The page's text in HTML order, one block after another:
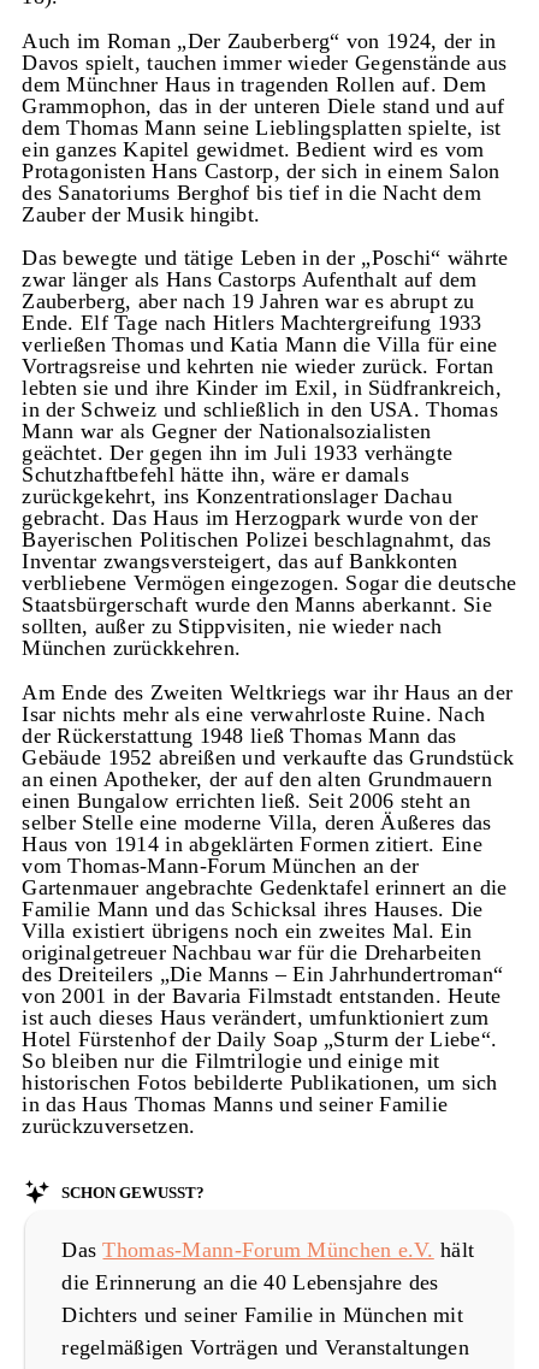
Auch im Roman „Der Zauberberg“ von 1924, der in
Davos spielt, tauchen immer wieder Gegenstände aus
dem Münchner Haus in tragenden Rollen auf. Dem
Grammophon, das in der unteren Diele stand und auf
dem Thomas Mann seine Lieblingsplatten spielte, ist
ein ganzes Kapitel gewidmet. Bedient wird es vom
Protagonisten Hans Castorp, der sich in einem Salon
des Sanatoriums Berghof bis tief in die Nacht dem
Zauber der Musik hingibt.
Das bewegte und tätige Leben in der „Poschi“ währte
zwar länger als Hans Castorps Aufenthalt auf dem
Zauberberg, aber nach 19 Jahren war es abrupt zu
Ende. Elf Tage nach Hitlers Machtergreifung 1933
verließen Thomas und Katia Mann die Villa für eine
Vortragsreise und kehrten nie wieder zurück. Fortan
lebten sie und ihre Kinder im Exil, in Südfrankreich,
in der Schweiz und schließlich in den USA. Thomas
Mann war als Gegner der Nationalsozialisten
geächtet. Der gegen ihn im Juli 1933 verhängte
Schutzhaftbefehl hätte ihn, wäre er damals
zurückgekehrt, ins Konzentrationslager Dachau
gebracht. Das Haus im Herzogpark wurde von der
Bayerischen Politischen Polizei beschlagnahmt, das
Inventar zwangsversteigert, das auf Bankkonten
verbliebene Vermögen eingezogen. Sogar die deutsche
Staatsbürgerschaft wurde den Manns aberkannt. Sie
sollten, außer zu Stippvisiten, nie wieder nach
München zurückkehren.
Am Ende des Zweiten Weltkriegs war ihr Haus an der
Isar nichts mehr als eine verwahrloste Ruine. Nach
der Rückerstattung 1948 ließ Thomas Mann das
Gebäude 1952 abreißen und verkaufte das Grundstück
an einen Apotheker, der auf den alten Grundmauern
einen Bungalow errichten ließ. Seit 2006 steht an
selber Stelle eine moderne Villa, deren Äußeres das
Haus von 1914 in abgeklärten Formen zitiert. Eine
vom Thomas-Mann-Forum München an der
Gartenmauer angebrachte Gedenktafel erinnert an die
Familie Mann und das Schicksal ihres Hauses. Die
Villa existiert übrigens noch ein zweites Mal. Ein
originalgetreuer Nachbau war für die Dreharbeiten
des Dreiteilers „Die Manns – Ein Jahrhundertroman“
von 2001 in der Bavaria Filmstadt entstanden. Heute
ist auch dieses Haus verändert, umfunktioniert zum
Hotel Fürstenhof der Daily Soap „Sturm der Liebe“.
So bleiben nur die Filmtrilogie und einige mit
historischen Fotos bebilderte Publikationen, um sich
in das Haus Thomas Manns und seiner Familie
zurückzuversetzen.
Schon gewusst?
DasThomas-Mann-Forum München e.V. hält
die Erinnerung an die 40 Lebensjahre des
Dichters und seiner Familie in München mit
regelmäßigen Vorträgen und Veranstaltungen